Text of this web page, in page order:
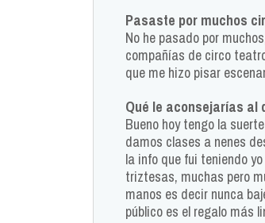
Pasaste por muchos
No he pasado por
compañías de circo
que me hizo pisar
Qué le aconsejarías
Bueno hoy tengo la
damos clases a nenes
la info que fui teniendo
triztesas, muchas pero
manos es decir nunca
público es el regalo más